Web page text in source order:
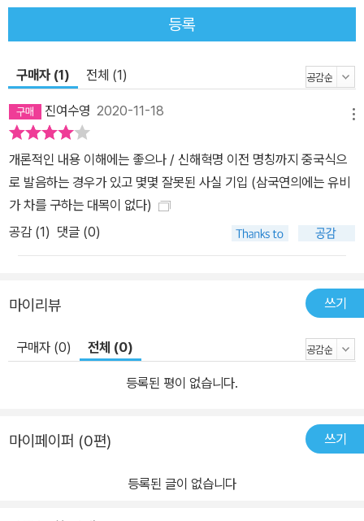
등록
구매자 (1) 전체 (1)
진여수영 2020-11-18
개론적인 내용 이해에는 좋으나 / 신해혁명 이전 명칭까지 중국식으
로 발음하는 경우가 있고 몇몇 잘못된 사실 기입 (삼국연의에는 유비
가 차를 구하는 대목이 없다)
공감 (1) 댓글 (0)
마이리뷰 쓰기
구매자 (0) 전체 (0)
등록된 평이 없습니다.
마이페이퍼 (0편) 쓰기
등록된 글이 없습니다